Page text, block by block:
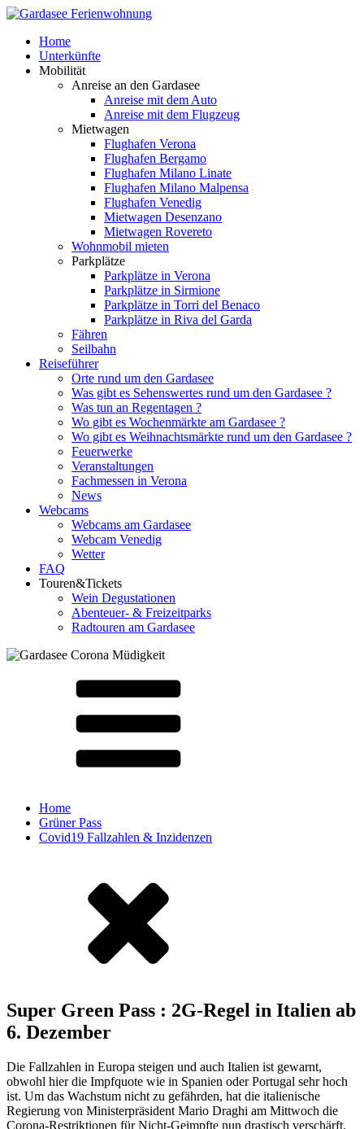
Home
Unterkünfte
Mobilität
Anreise an den Gardasee
Anreise mit dem Auto
Anreise mit dem Flugzeug
Mietwagen
Flughafen Verona
Flughafen Bergamo
Flughafen Milano Linate
Flughafen Milano Malpensa
Flughafen Venedig
Mietwagen Desenzano
Mietwagen Rovereto
Wohnmobil mieten
Parkplätze
Parkplätze in Verona
Parkplätze in Sirmione
Parkplätze in Torri del Benaco
Parkplätze in Riva del Garda
Fähren
Seilbahn
Reiseführer
Orte rund um den Gardasee
Was gibt es Sehenswertes rund um den Gardasee ?
Was tun an Regentagen ?
Wo gibt es Wochenmärkte am Gardasee ?
Wo gibt es Weihnachtsmärkte rund um den Gardasee ?
Feuerwerke
Veranstaltungen
Fachmessen in Verona
News
Webcams
Webcams am Gardasee
Webcam Venedig
Wetter
FAQ
Touren&Tickets
Wein Degustationen
Abenteuer- & Freizeitparks
Radtouren am Gardasee
Home
Grüner Pass
Covid19 Fallzahlen & Inzidenzen
Super Green Pass : 2G-Regel in Italien ab
6. Dezember
Die Fallzahlen in Europa steigen und auch Italien ist gewarnt,
obwohl hier die Impfquote wie in Spanien oder Portugal sehr hoch
ist. Um das Wachstum nicht zu gefährden, hat die italienische
Regierung von Ministerpräsident Mario Draghi am Mittwoch die
Corona-Restriktionen für Nicht-Geimpfte nun drastisch verschärft.